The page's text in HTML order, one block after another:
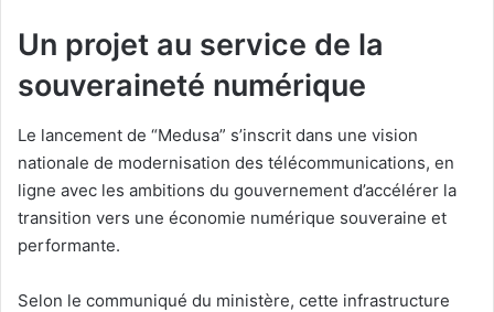
Un projet au service de la
souveraineté numérique
Le lancement de “Medusa” s’inscrit dans une vision
nationale de modernisation des télécommunications, en
ligne avec les ambitions du gouvernement d’accélérer la
transition vers une économie numérique souveraine et
performante.
Selon le communiqué du ministère, cette infrastructure